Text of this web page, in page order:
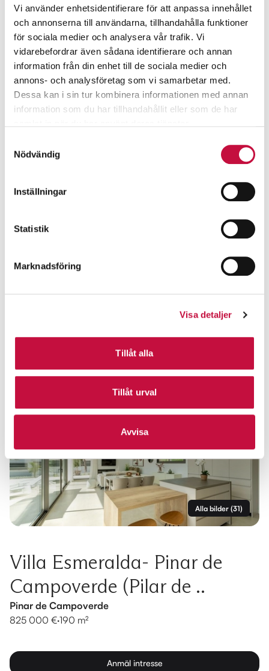
Vi använder enhetsidentifierare för att anpassa innehållet
och annonserna till användarna, tillhandahålla funktioner
för sociala medier och analysera vår trafik. Vi
vidarebefordrar även sådana identifierare och annan
information från din enhet till de sociala medier och
annons- och analysföretag som vi samarbetar med.
Dessa kan i sin tur kombinera informationen med annan
information som du har tillhandahållit eller som de har
Nödvändig
Inställningar
Statistik
Marknadsföring
Visa detaljer
Tillåt alla
Tillåt urval
Avvisa
Alla bilder (31)
Villa Esmeralda- Pinar de
Campoverde (Pilar de ..
Pinar de Campoverde
825 000 €·190 m²
Anmäl intresse